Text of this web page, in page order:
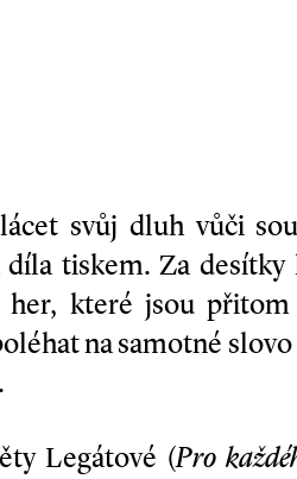
svůj dluh vůči
tiskem. Za
her, které jsou
na samotné
Legátové (Pro